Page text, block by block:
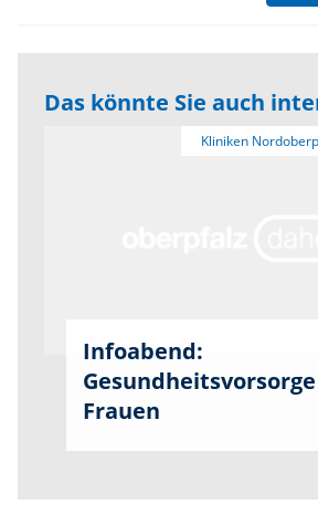
Das könnte Sie auch
Infoabend:
Frauen